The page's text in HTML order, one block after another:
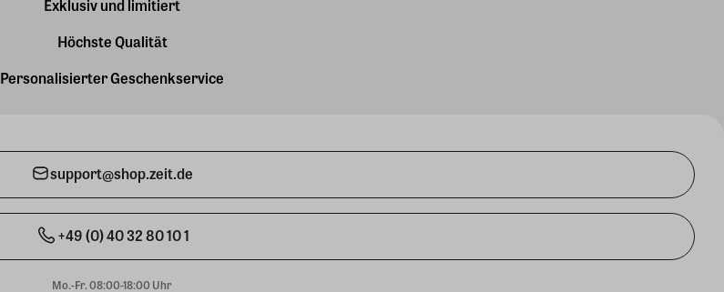
Exklusiv und limitiert
Höchste Qualität
Personalisierter Geschenkservice
support@shop.zeit.de
+49 (0) 40 32 80 10 1
Mo.-Fr. 08:00-18:00 Uhr